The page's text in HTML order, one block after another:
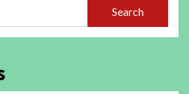
Search